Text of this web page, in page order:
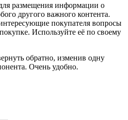
размещения информации о
другого важного контента.
покупателя вопросы
Используйте её по своему
обратно, изменив одну
Очень удобно.